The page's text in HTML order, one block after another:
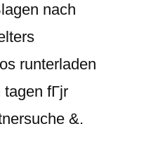
nach
runterladen
fГјr
&.